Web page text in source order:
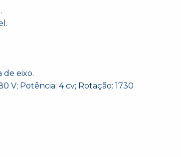
de eixo.
V; Potência: 4 cv; Rotação: 1730